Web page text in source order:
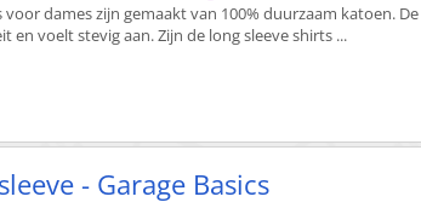
voor dames zijn gemaakt van 100% duurzaam katoen.
en voelt stevig aan. Zijn de long sleeve shirts ...
- Garage Basics